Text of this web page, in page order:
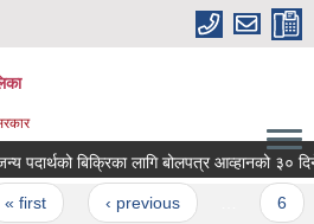
पदार्थको बिक्रिका लागि बोलपत्र आव्हानको ३० दिने
‹ previous